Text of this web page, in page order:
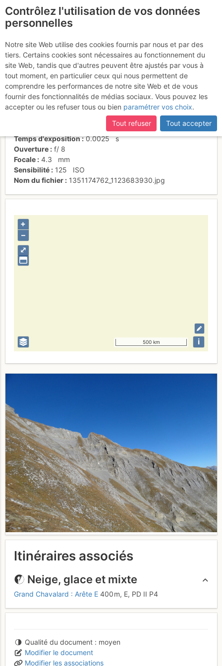
Arête E
Activités
Date/heure
24 oct. 2012 11:16
Contributeur
zim27
collaboratif (CC by-sa)
SONY DSC-HX7V
Temps d'exposition
0.0025 s
Ouverture
f/ 8
Focale
4.3
mm
Sensibilité
125
ISO
Nom du fichier
1351174762_1123683930.jpg
⤢
+
–
500 km i
Itinéraires associés
Neige, glace et mixte
Grand Chavalard : Arête E 400 m, E, PD II P4
Qualité du document
moyen
Modifier le document
Modifier les associations
Contrôlez l'utilisation de vos données
personnelles
Notre site Web utilise des cookies fournis par nous et par des
tiers. Certains cookies sont nécessaires au fonctionnement du
site Web, tandis que d'autres peuvent être ajustés par vous à
tout moment, en particulier ceux qui nous permettent de
comprendre les performances de notre site Web et de vous
fournir des fonctionnalités de médias sociaux. Vous pouvez les
accepter ou les refuser tous ou bien paramétrer vos choix.
Tout refuser
Tout accepter